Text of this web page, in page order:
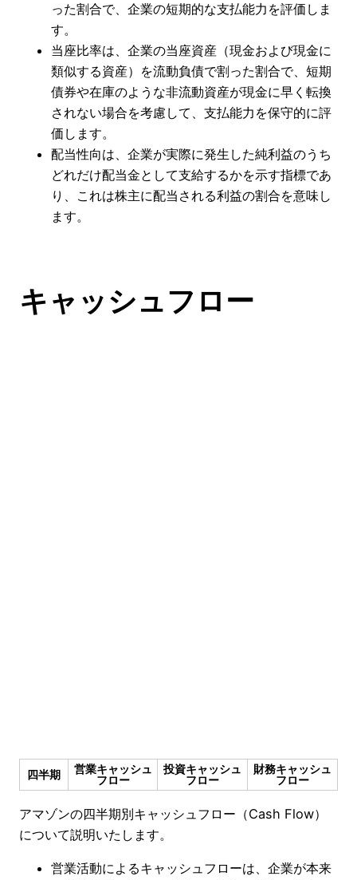
った割合で、企業の短期的な支払能力を評価しま
す。
当座比率は、企業の当座資産（現金および現金に
類似する資産）を流動負債で割った割合で、短期
債券や在庫のような非流動資産が現金に早く転換
されない場合を考慮して、支払能力を保守的に評
価します。
配当性向は、企業が実際に発生した純利益のうち
どれだけ配当金として支給するかを示す指標であ
り、これは株主に配当される利益の割合を意味し
ます。
キャッシュフロー
四半期
営業キャッシュ
フロー
投資キャッシュ
フロー
財務キャッシュ
フロー
アマゾンの四半期別キャッシュフロー（Cash Flow）
について説明いたします。
営業活動によるキャッシュフローは、企業が本来